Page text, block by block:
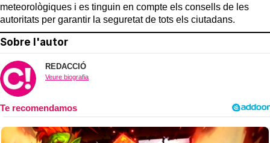
meteorològiques i es tinguin en compte els consells de les
autoritats per garantir la seguretat de tots els ciutadans.
Sobre l'autor
REDACCIÓ
Veure biografia